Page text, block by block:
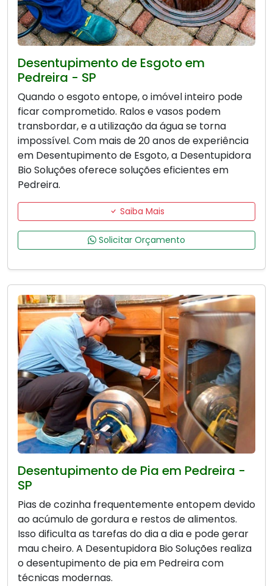
Desentupimento de Esgoto em
Pedreira - SP
Quando o esgoto entope, o imóvel inteiro pode
ficar comprometido. Ralos e vasos podem
transbordar, e a utilização da água se torna
impossível. Com mais de 20 anos de experiência
em Desentupimento de Esgoto, a Desentupidora
Bio Soluções oferece soluções eficientes em
Pedreira.
Saiba Mais
Solicitar Orçamento
Desentupimento de Pia em Pedreira -
SP
Pias de cozinha frequentemente entopem devido
ao acúmulo de gordura e restos de alimentos.
Isso dificulta as tarefas do dia a dia e pode gerar
mau cheiro. A Desentupidora Bio Soluções realiza
o desentupimento de pia em Pedreira com
técnicas modernas.